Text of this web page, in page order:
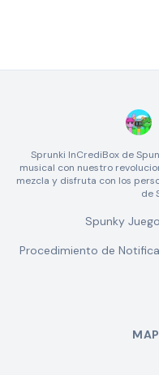
Sprunki InCrediBox de
musical con nuestro
mezcla y disfruta con los
de
Spunky
Procedimiento de